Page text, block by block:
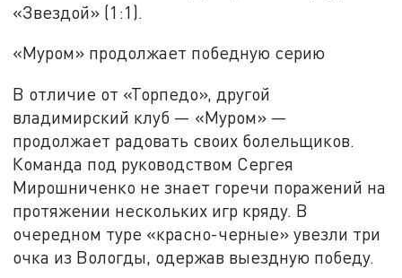
«Звездой» (1:1).
«Муром» продолжает победную серию
В отличие от «Торпедо», другой
владимирский клуб — «Муром» —
продолжает радовать своих болельщиков.
Команда под руководством Сергея
Мирошниченко не знает горечи поражений на
протяжении нескольких игр кряду. В
очередном туре «красно-черные» увезли три
очка из Вологды, одержав выездную победу.